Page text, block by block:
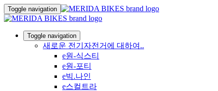
Toggle navigation
Toggle navigation
새로운 전기자전거에 대하여..
e원-식스티
e원-포티
e빅.나인
e스컬트라